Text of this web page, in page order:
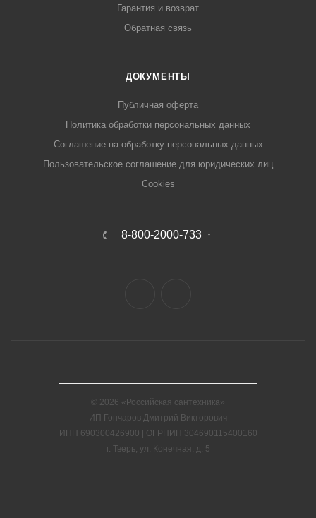
Гарантия и возврат
Обратная связь
ДОКУМЕНТЫ
Публичная оферта
Политика обработки персональных данных
Соглашение на обработку персональных данных
Пользовательское соглашение для юридических лиц
Cookies
8-800-2000-733
© 2026 «Российская сантехника»
ИП Гончаров Дмитрий Викторович
ИНН 690300426900 | ОГРНИП 304690115400160
г. Тверь, ул. Конечная, д. 5